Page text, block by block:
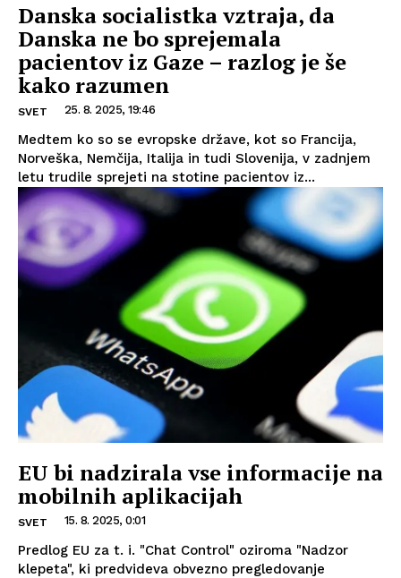
Danska socialistka vztraja, da
Danska ne bo sprejemala
pacientov iz Gaze – razlog je še
kako razumen
SVET 25. 8. 2025, 19:46
Medtem ko so se evropske države, kot so Francija,
Norveška, Nemčija, Italija in tudi Slovenija, v zadnjem
letu trudile sprejeti na stotine pacientov iz...
EU bi nadzirala vse informacije na
mobilnih aplikacijah
SVET 15. 8. 2025, 0:01
Predlog EU za t. i. "Chat Control" oziroma "Nadzor
klepeta", ki predvideva obvezno pregledovanje